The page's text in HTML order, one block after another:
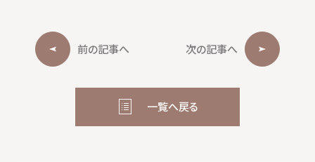
o
k
前の記事へ 次の記事へ
一覧へ戻る